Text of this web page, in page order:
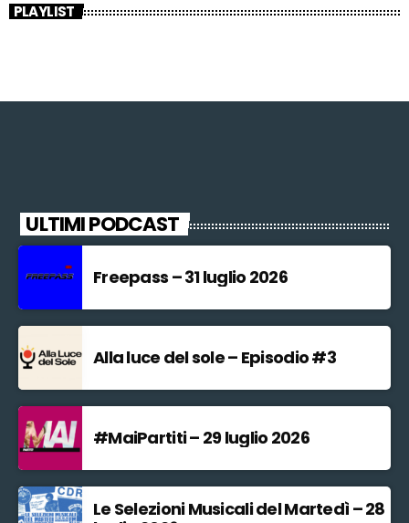
PLAYLIST
ULTIMI PODCAST
Freepass – 31 luglio 2026
Alla luce del sole – Episodio #3
#MaiPartiti – 29 luglio 2026
Le Selezioni Musicali del Martedì – 28